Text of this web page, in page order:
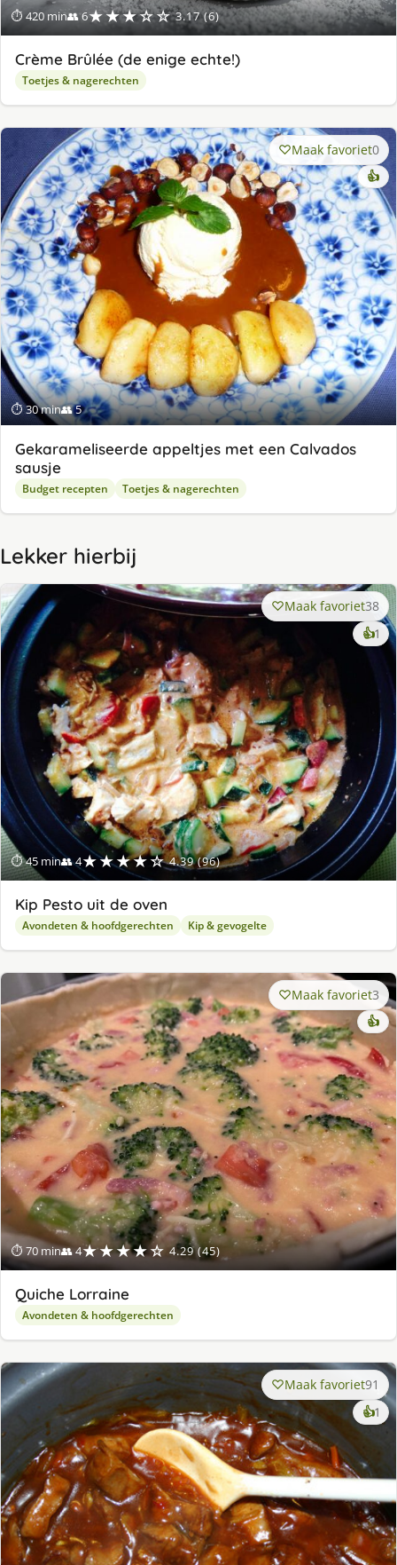
⏱ 420 min👥 6★★★☆☆ 3.17 (6)
Crème Brûlée (de enige echte!)
Toetjes & nagerechten
⏱ 30 min👥 5
Maak favoriet0
👍
Gekarameliseerde appeltjes met een Calvados
sausje
Budget recepten Toetjes & nagerechten
Lekker hierbij
⏱ 45 min👥 4★★★★☆ 4.39 (96)
Maak favoriet38
👍1
Kip Pesto uit de oven
Avondeten & hoofdgerechten Kip & gevogelte
⏱ 70 min👥 4★★★★☆ 4.29 (45)
Maak favoriet3
👍
Quiche Lorraine
Avondeten & hoofdgerechten
Maak favoriet91
👍1